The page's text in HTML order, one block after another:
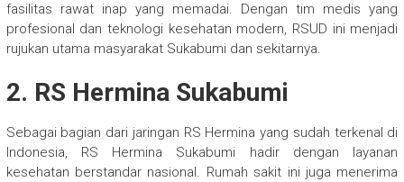
fasilitas rawat inap yang memadai. Dengan tim medis yang
profesional dan teknologi kesehatan modern, RSUD ini menjadi
rujukan utama masyarakat Sukabumi dan sekitarnya.
2. RS Hermina Sukabumi
Sebagai bagian dari jaringan RS Hermina yang sudah terkenal di
Indonesia, RS Hermina Sukabumi hadir dengan layanan
kesehatan berstandar nasional. Rumah sakit ini juga menerima